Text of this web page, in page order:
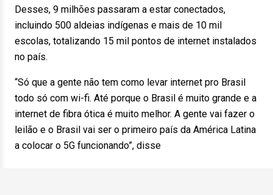
Desses, 9 milhões passaram a estar conectados,
incluindo 500 aldeias indígenas e mais de 10 mil
escolas, totalizando 15 mil pontos de internet instalados
no país.
“Só que a gente não tem como levar internet pro Brasil
todo só com wi-fi. Até porque o Brasil é muito grande e a
internet de fibra ótica é muito melhor. A gente vai fazer o
leilão e o Brasil vai ser o primeiro país da América Latina
a colocar o 5G funcionando”, disse